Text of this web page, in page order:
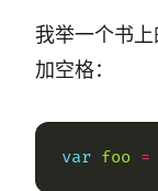
我举一个书
加空格：
var foo =